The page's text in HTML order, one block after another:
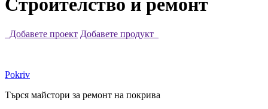
Строителство и ремонт
Добавете проект Добавете продукт
Pokriv
Търся майстори за ремонт на покрива